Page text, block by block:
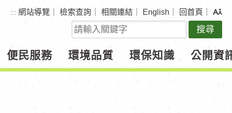
::: 網站導覽 檢索查詢 相關連結 English 回首頁
關
鍵
字
查
詢
便民服務 環境品質 環保知識 公開資